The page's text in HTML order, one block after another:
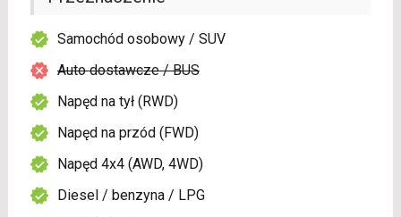
Samochód osobowy / SUV
Auto dostawcze / BUS
Napęd na tył (RWD)
Napęd na przód (FWD)
Napęd 4x4 (AWD, 4WD)
Diesel / benzyna / LPG